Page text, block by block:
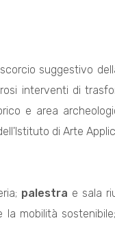
suggestivo
interventi di
e area
di Arte
palestra e sala
mobilità